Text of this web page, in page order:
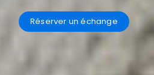
Réserver un échange